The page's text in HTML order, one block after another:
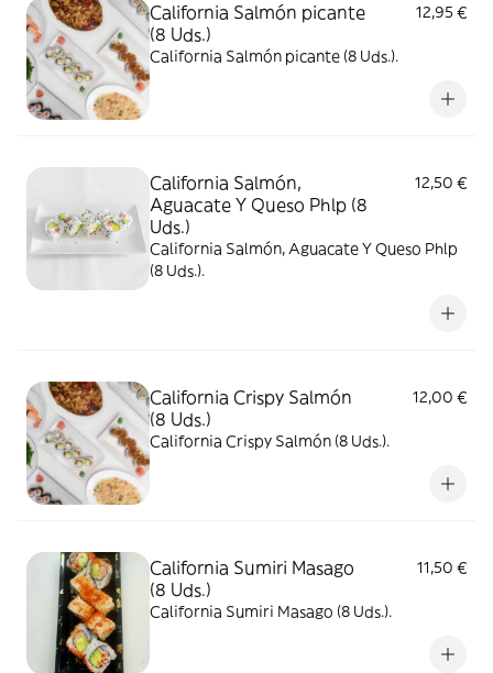
California Salmón picante
(8 Uds.)
12,95 €
California Salmón picante (8 Uds.).
California Salmón,
Aguacate Y Queso Phlp (8
Uds.)
12,50 €
California Salmón, Aguacate Y Queso Phlp
(8 Uds.).
California Crispy Salmón
(8 Uds.)
12,00 €
California Crispy Salmón (8 Uds.).
California Sumiri Masago
(8 Uds.)
11,50 €
California Sumiri Masago (8 Uds.).